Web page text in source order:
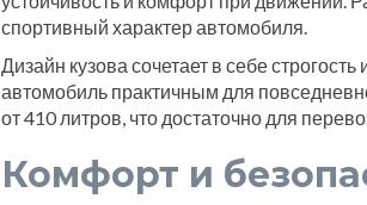
спортивный характер автомобиля.
Дизайн кузова сочетает в себе
автомобиль практичным для
от 410 литров, что достаточно для
Комфорт и